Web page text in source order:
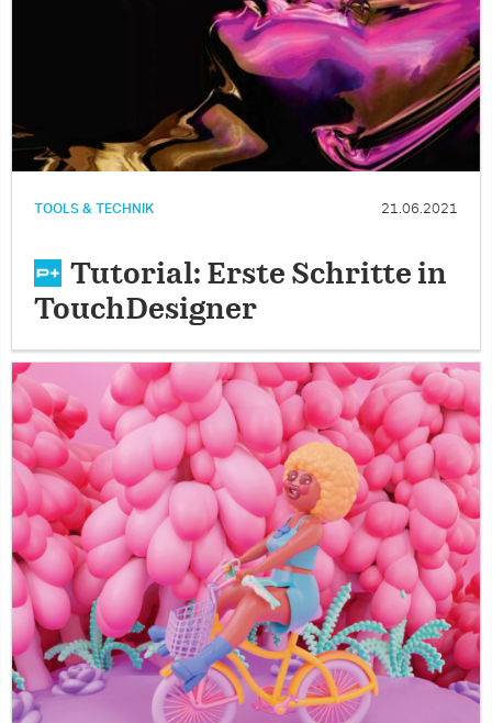
TOOLS & TECHNIK 21.06.2021
Tutorial: Erste Schritte in
TouchDesigner